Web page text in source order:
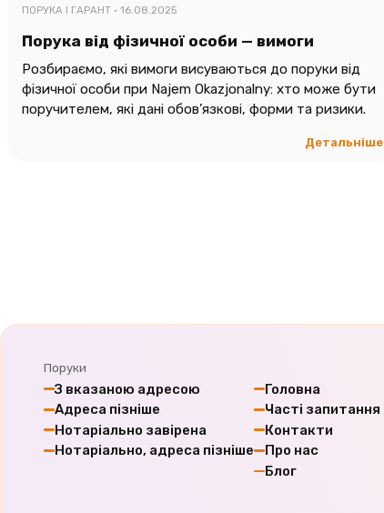
ПОРУКА І ГАРАНТ · 16.08.2025
Порука від фізичної особи — вимоги
Розбираємо, які вимоги висуваються до поруки від
фізичної особи при Najem Okazjonalny: хто може бути
поручителем, які дані обов’язкові, форми та ризики.
Детальніше
Поруки
З вказаною адресою
Адреса пізніше
Нотаріально завірена
Нотаріально, адреса пізніше
Головна
Часті запитання
Контакти
Про нас
Блог